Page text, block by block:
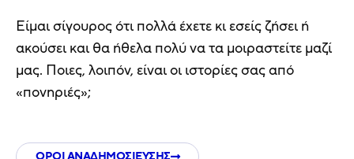
Είμαι σίγουρος ότι πολλά έχετε κι εσείς ζήσει ή
ακούσει και θα ήθελα πολύ να τα μοιραστείτε μαζί
μας. Ποιες, λοιπόν, είναι οι ιστορίες σας από
«πονηριές»;